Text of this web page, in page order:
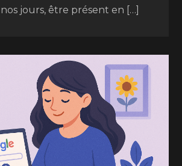
jours, être présent en […]